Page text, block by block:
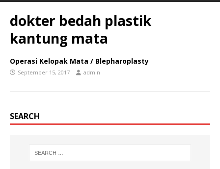
dokter bedah plastik
kantung mata
Operasi Kelopak Mata / Blepharoplasty
September 15, 2017 admin
SEARCH